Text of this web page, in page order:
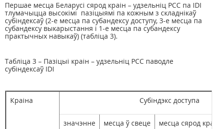
Першае месца Беларусі сярод краін – удзельніц РСС па IDI
тлумачыцца высокімі пазіцыямі па кожным з складнікаў
субіндексаў (2-е месца па субандексу доступу, 3-е месца па
субандексу выкарыстання і 1-е месца па субандексу
практычных навыкаў) (табліца 3).
Табліца 3 – Пазіцыі краін – удзельніц РСС паводле
субіндексаў IDI
Краіна Субіндэкс доступа
значэнне месца ў свеце месца сярод